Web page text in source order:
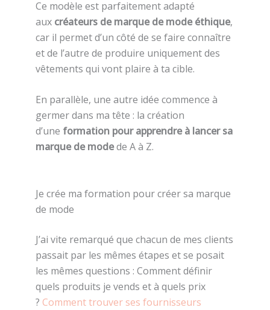
Ce modèle est parfaitement adapté
aux créateurs de marque de mode éthique,
car il permet d’un côté de se faire connaître
et de l’autre de produire uniquement des
vêtements qui vont plaire à ta cible.
En parallèle, une autre idée commence à
germer dans ma tête : la création
d’une formation pour apprendre à lancer sa
marque de modede A à Z.
Je crée ma formation pour créer sa marque
de mode
J’ai vite remarqué que chacun de mes clients
passait par les mêmes étapes et se posait
les mêmes questions : Comment définir
quels produits je vends et à quels prix
? Comment trouver ses fournisseurs